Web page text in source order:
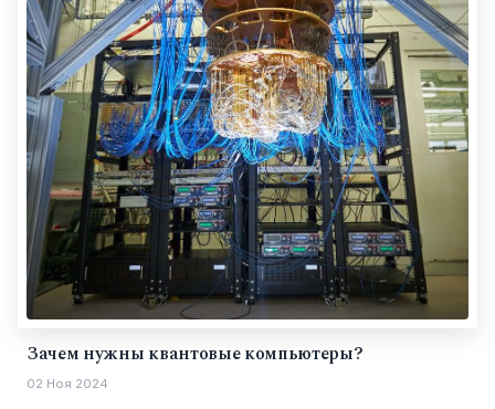
Зачем нужны квантовые компьютеры?
02 Ноя 2024